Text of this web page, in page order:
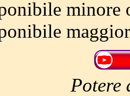
minore
Potere